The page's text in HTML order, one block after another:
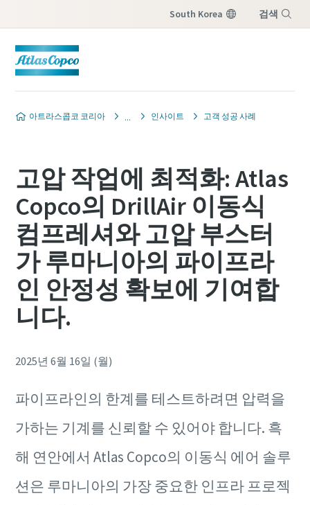
South Korea 검색
아트라스콥코 코리아 인사이트 고객 성공 사례
고압 작업에 최적화: Atlas
Copco의 DrillAir 이동식
컴프레셔와 고압 부스터
가 루마니아의 파이프라
인 안정성 확보에 기여합
니다.
2025년 6월 16일 (월)
파이프라인의 한계를 테스트하려면 압력을
가하는 기계를 신뢰할 수 있어야 합니다. 흑
해 연안에서 Atlas Copco의 이동식 에어 솔루
션은 루마니아의 가장 중요한 인프라 프로젝